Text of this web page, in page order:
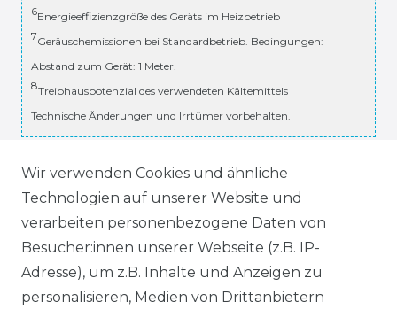
6Energieeffizienzgröße des Geräts im Heizbetrieb
7Geräuschemissionen bei Standardbetrieb. Bedingungen:
Abstand zum Gerät: 1 Meter.
8Treibhauspotenzial des verwendeten Kältemittels
Technische Änderungen und Irrtümer vorbehalten.
* inkl. ges. MwSt. zzgl. Versandkosten
AGB
Wir verwenden Cookies und ähnliche
Technologien auf unserer Website und
verarbeiten personenbezogene Daten von
Besucher:innen unserer Webseite (z.B. IP-
Adresse), um z.B. Inhalte und Anzeigen zu
personalisieren, Medien von Drittanbietern